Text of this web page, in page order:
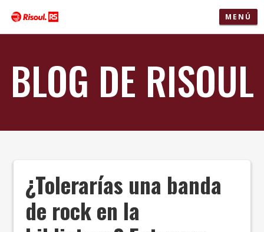
MENÚ
BLOG DE RISOUL
¿Tolerarías una banda
de rock en la